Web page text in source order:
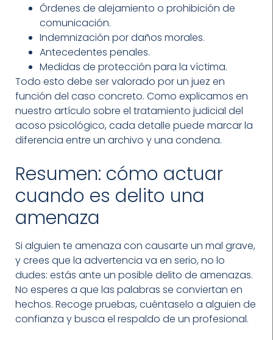
Órdenes de alejamiento o prohibición de
comunicación.
Indemnización por daños morales.
Antecedentes penales.
Medidas de protección para la víctima.
Todo esto debe ser valorado por un juez en
función del caso concreto. Como explicamos en
nuestro artículo sobre el tratamiento judicial del
acoso psicológico, cada detalle puede marcar la
diferencia entre un archivo y una condena.
Resumen: cómo actuar
cuando es delito una
amenaza
Si alguien te amenaza con causarte un mal grave,
y crees que la advertencia va en serio, no lo
dudes: estás ante un posible delito de amenazas.
No esperes a que las palabras se conviertan en
hechos. Recoge pruebas, cuéntaselo a alguien de
confianza y busca el respaldo de un profesional.